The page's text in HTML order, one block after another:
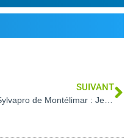
SUIVANT
Sylvapro de Montélimar : Jean Gilbert parraine la promotion Bachelor Responsable technico-commercial bois